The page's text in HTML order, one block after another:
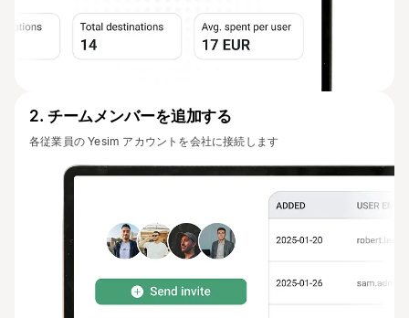
2. チームメンバーを追加する
各従業員の Yesim アカウントを会社に接続します